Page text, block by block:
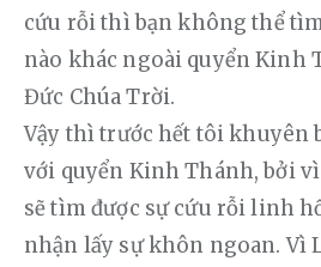
cứu rỗi thì bạn không thể
nào khác ngoài quyển Kinh
Đức Chúa Trời.
Vậy thì trước hết tôi khuyên
với quyển Kinh Thánh, bởi
sẽ tìm được sự cứu rỗi linh
nhận lấy sự khôn ngoan. Vì